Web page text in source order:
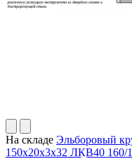
На складе Эльборовый
150х20х3х32 ЛКВ40 160/